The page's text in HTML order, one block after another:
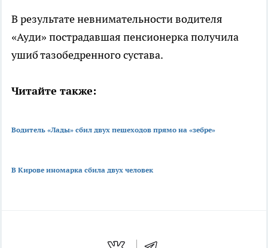
В результате невнимательности водителя
«Ауди» пострадавшая пенсионерка получила
ушиб тазобедренного сустава.
Читайте также:
Водитель «Лады» сбил двух пешеходов прямо на «зебре»
В Кирове иномарка сбила двух человек